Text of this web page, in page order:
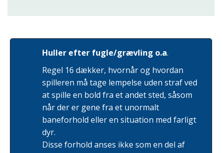
Huller efter fugle/grævling o.a.
Regel 16 dækker, hvornår og hvordan
spilleren må tage lempelse uden straf ved
at spille en bold fra et andet sted, såsom
når der er gene fra et unormalt
baneforhold eller en situation med farligt
dyr.
Disse forhold anses ikke som en del af